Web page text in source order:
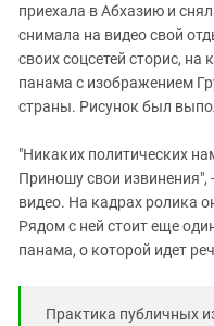
приехала в Абхазию и
снимала на видео свой
своих соцсетей сторис,
панама с изображением
страны. Рисунок был
"Никаких политических
Приношу свои извинения",
видео. На кадрах ролика
Рядом с ней стоит еще
панама, о которой идет
Практика публичных